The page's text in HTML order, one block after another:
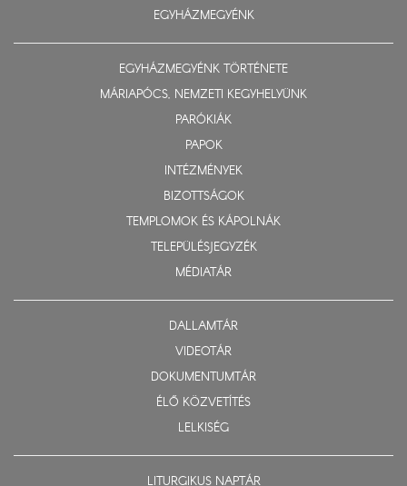
EGYHÁZMEGYÉNK
EGYHÁZMEGYÉNK TÖRTÉNETE
MÁRIAPÓCS, NEMZETI KEGYHELYÜNK
PARÓKIÁK
PAPOK
INTÉZMÉNYEK
BIZOTTSÁGOK
TEMPLOMOK ÉS KÁPOLNÁK
TELEPÜLÉSJEGYZÉK
MÉDIATÁR
DALLAMTÁR
VIDEOTÁR
DOKUMENTUMTÁR
ÉLŐ KÖZVETÍTÉS
LELKISÉG
LITURGIKUS NAPTÁR